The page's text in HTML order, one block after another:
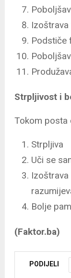
Izoštrava
Podstiče
Strpljivost i
Tokom posta
Strpljiva
Uči se
Bolje
(Faktor.ba)
PODIJELI